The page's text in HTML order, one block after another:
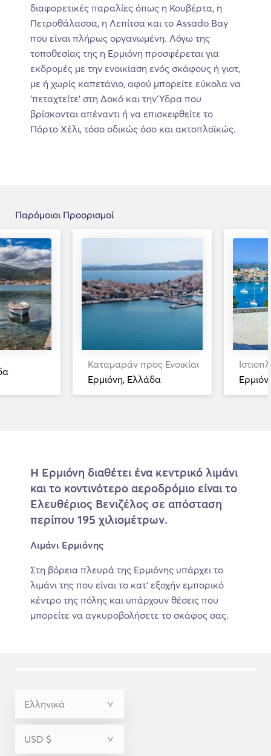
διαφορετικές παραλίες όπως η Κουβέρτα, η
Πετροθάλασσα, η Λεπίτσα και το Assado Bay
που είναι πλήρως οργανωμένη. Λόγω της
τοποθεσίας της η Ερμιόνη προσφέρεται για
εκδρομές με την ενοικίαση ενός σκάφους ή γιοτ,
με ή χωρίς καπετάνιο, αφού μπορείτε εύκολα να
'πεταχτείτε' στη Δοκό και την Ύδρα που
βρίσκονται απέναντι ή να επισκεφθείτε το
Πόρτο Χέλι, τόσο οδικώς όσο και ακτοπλοϊκώς.
Παρόμοιοι Προορισμοί
Καταμαράν προς Ενοικίαση
Ερμιόνη, Ελλάδα
Η Ερμιόνη διαθέτει ένα κεντρικό λιμάνι
και το κοντινότερο αεροδρόμιο είναι το
Ελευθέριος Βενιζέλος σε απόσταση
περίπου 195 χιλιομέτρων.
Λιμάνι Ερμιόνης
Στη βόρεια πλευρά της Ερμιόνης υπάρχει το
λιμάνι της που είναι το κατ' εξοχήν εμπορικό
κέντρο της πόλης και υπάρχουν θέσεις που
μπορείτε να αγκυροβολήσετε το σκάφος σας.